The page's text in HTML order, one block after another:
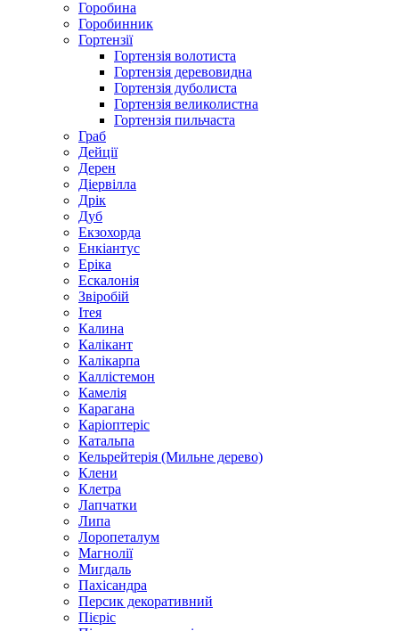
Горобина
Горобинник
Гортензії
Гортензія волотиста
Гортензія деревовидна
Гортензія дуболиста
Гортензія великолистна
Гортензія пильчаста
Граб
Дейції
Дерен
Діервілла
Дрік
Дуб
Екзохорда
Енкіантус
Еріка
Ескалонія
Звіробій
Ітея
Калина
Калікант
Калікарпа
Каллістемон
Камелія
Карагана
Каріоптеріс
Катальпа
Кельрейтерія (Мильне дерево)
Клени
Клетра
Лапчатки
Липа
Лоропеталум
Магнолії
Мигдаль
Пахісандра
Персик декоративний
Пієріс